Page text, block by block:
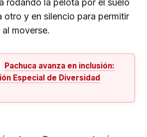
otro y en silencio para permitir
moverse.
Pachuca avanza en inclusión:
Especial de Diversidad